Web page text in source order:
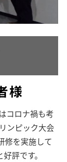
様
コロナ禍も考
ンピック大会
修を実施して
評です。